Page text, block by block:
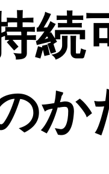
続
か